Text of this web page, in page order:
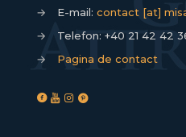
→ E-mail: contact [at]
→
Telefon: +40 21 42 42
→
Pagina de contact